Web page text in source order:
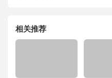
相关推荐